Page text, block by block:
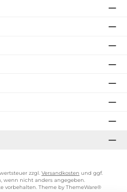
zzgl. Versandkosten und ggf.
wenn nicht anders angegeben.
vorbehalten. Theme by ThemeWare®